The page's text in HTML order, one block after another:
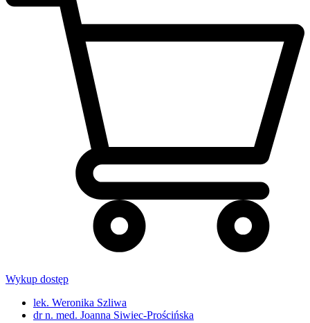
Wykup dostęp
lek. Weronika Szliwa
dr n. med. Joanna Siwiec-Prościńska